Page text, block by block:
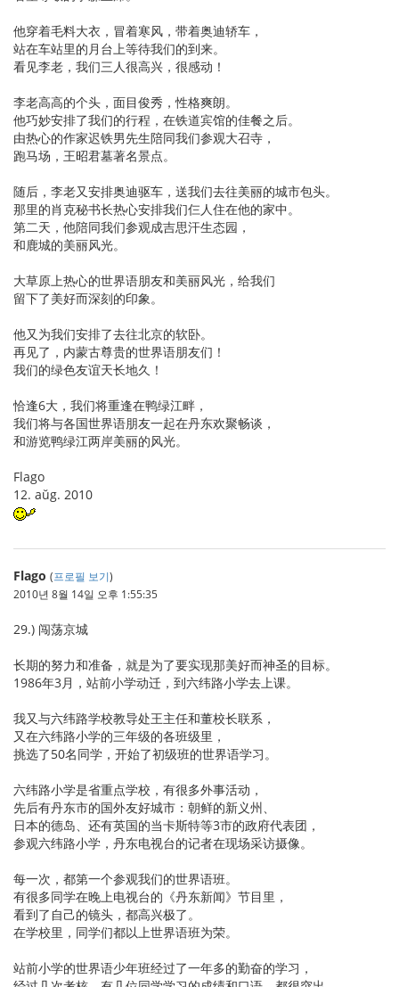
他穿着毛料大衣，冒着寒风，带着奥迪轿车，
站在车站里的月台上等待我们的到来。
看见李老，我们三人很高兴，很感动！
李老高高的个头，面目俊秀，性格爽朗。
他巧妙安排了我们的行程，在铁道宾馆的佳餐之后。
由热心的作家迟铁男先生陪同我们参观大召寺，
跑马场，王昭君墓著名景点。
随后，李老又安排奥迪驱车，送我们去往美丽的城市包头。
那里的肖克秘书长热心安排我们仨人住在他的家中。
第二天，他陪同我们参观成吉思汗生态园，
和鹿城的美丽风光。
大草原上热心的世界语朋友和美丽风光，给我们
留下了美好而深刻的印象。
他又为我们安排了去往北京的软卧。
再见了，内蒙古尊贵的世界语朋友们！
我们的绿色友谊天长地久！
恰逢6大，我们将重逢在鸭绿江畔，
我们将与各国世界语朋友一起在丹东欢聚畅谈，
和游览鸭绿江两岸美丽的风光。
Flago
12. aŭg. 2010
Flago (프로필 보기)
2010년 8월 14일 오후 1:55:35
29.) 闯荡京城
长期的努力和准备，就是为了要实现那美好而神圣的目标。
1986年3月，站前小学动迁，到六纬路小学去上课。
我又与六纬路学校教导处王主任和董校长联系，
又在六纬路小学的三年级的各班级里，
挑选了50名同学，开始了初级班的世界语学习。
六纬路小学是省重点学校，有很多外事活动，
先后有丹东市的国外友好城市：朝鲜的新义州、
日本的德岛、还有英国的当卡斯特等3市的政府代表团，
参观六纬路小学，丹东电视台的记者在现场采访摄像。
每一次，都第一个参观我们的世界语班。
有很多同学在晚上电视台的《丹东新闻》节目里，
看到了自己的镜头，都高兴极了。
在学校里，同学们都以上世界语班为荣。
站前小学的世界语少年班经过了一年多的勤奋的学习，